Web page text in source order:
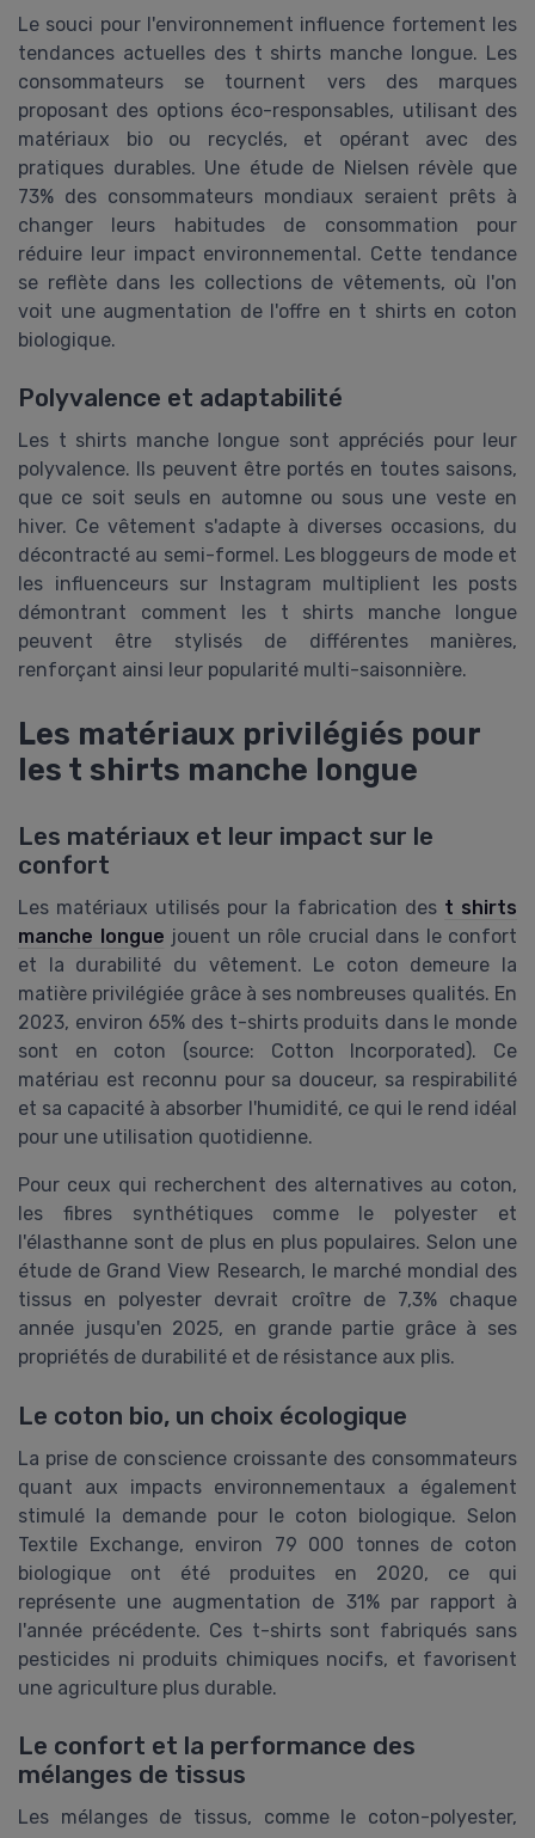
Le souci pour l'environnement influence fortement les
tendances actuelles des t shirts manche longue. Les
consommateurs se tournent vers des marques
proposant des options éco-responsables, utilisant des
matériaux bio ou recyclés, et opérant avec des
pratiques durables. Une étude de Nielsen révèle que
73% des consommateurs mondiaux seraient prêts à
changer leurs habitudes de consommation pour
réduire leur impact environnemental. Cette tendance
se reflète dans les collections de vêtements, où l'on
voit une augmentation de l'offre en t shirts en coton
biologique.
Polyvalence et adaptabilité
Les t shirts manche longue sont appréciés pour leur
polyvalence. Ils peuvent être portés en toutes saisons,
que ce soit seuls en automne ou sous une veste en
hiver. Ce vêtement s'adapte à diverses occasions, du
décontracté au semi-formel. Les bloggeurs de mode et
les influenceurs sur Instagram multiplient les posts
démontrant comment les t shirts manche longue
peuvent être stylisés de différentes manières,
renforçant ainsi leur popularité multi-saisonnière.
Les matériaux privilégiés pour
les t shirts manche longue
Les matériaux et leur impact sur le
confort
Les matériaux utilisés pour la fabrication des t shirts
manche longue jouent un rôle crucial dans le confort
et la durabilité du vêtement. Le coton demeure la
matière privilégiée grâce à ses nombreuses qualités. En
2023, environ 65% des t-shirts produits dans le monde
sont en coton (source: Cotton Incorporated). Ce
matériau est reconnu pour sa douceur, sa respirabilité
et sa capacité à absorber l'humidité, ce qui le rend idéal
pour une utilisation quotidienne.
Pour ceux qui recherchent des alternatives au coton,
les fibres synthétiques comme le polyester et
l'élasthanne sont de plus en plus populaires. Selon une
étude de Grand View Research, le marché mondial des
tissus en polyester devrait croître de 7,3% chaque
année jusqu'en 2025, en grande partie grâce à ses
propriétés de durabilité et de résistance aux plis.
Le coton bio, un choix écologique
La prise de conscience croissante des consommateurs
quant aux impacts environnementaux a également
stimulé la demande pour le coton biologique. Selon
Textile Exchange, environ 79 000 tonnes de coton
biologique ont été produites en 2020, ce qui
représente une augmentation de 31% par rapport à
l'année précédente. Ces t-shirts sont fabriqués sans
pesticides ni produits chimiques nocifs, et favorisent
une agriculture plus durable.
Le confort et la performance des
mélanges de tissus
Les mélanges de tissus, comme le coton-polyester,